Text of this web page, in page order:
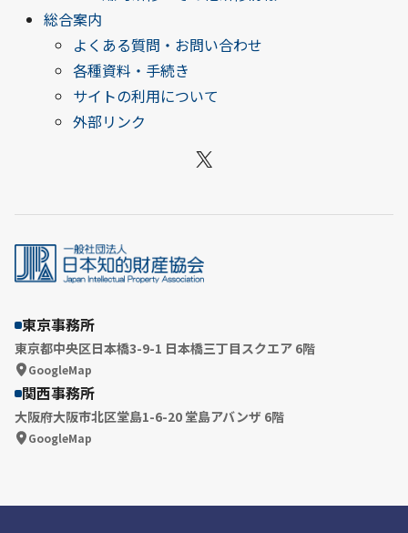
総合案内
よくある質問・お問い合わせ
各種資料・手続き
サイトの利用について
外部リンク
X
東京事務所
東京都中央区日本橋3-9-1 日本橋三丁目スクエア 6階
GoogleMap
関西事務所
大阪府大阪市北区堂島1-6-20 堂島アバンザ 6階
GoogleMap